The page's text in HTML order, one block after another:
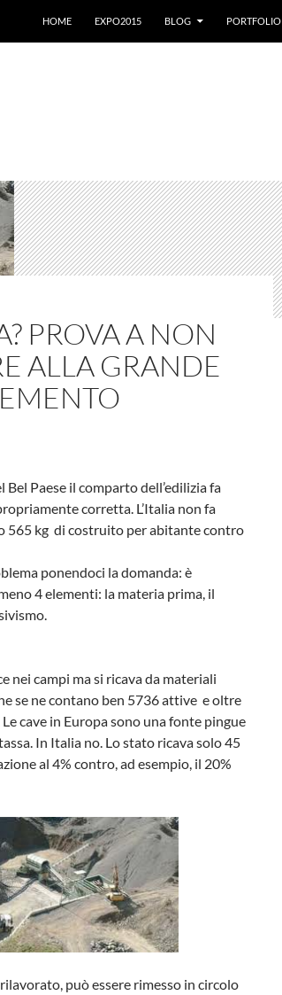
HOME
EXPO2015 BLOG PORTFOLIO
PROVA A NON
ALLA GRANDE
Bel Paese il comparto dell’edilizia fa
corretta. L’Italia non fa
565 kg di costruito per abitante contro
ponendoci la domanda: è
4 elementi: la materia prima, il
nei campi ma si ricava da materiali
se ne contano ben 5736 attive e oltre
cave in Europa sono una fonte pingue
In Italia no. Lo stato ricava solo 45
al 4% contro, ad esempio, il 20%
può essere rimesso in circolo